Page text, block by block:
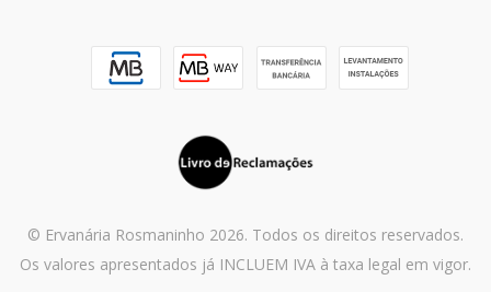
© Ervanária Rosmaninho 2026. Todos os direitos reservados.
Os valores apresentados já INCLUEM IVA à taxa legal em vigor.